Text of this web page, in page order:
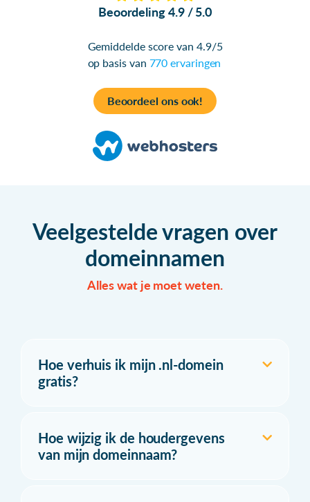
Beoordeling 4.9 / 5.0
Gemiddelde score van 4.9/5
op basis van 770 ervaringen
Beoordeel ons ook!
Veelgestelde vragen over
domeinnamen
Alles wat je moet weten.
Hoe verhuis ik mijn .nl-domein
gratis?
Hoe wijzig ik de houdergevens
van mijn domeinnaam?